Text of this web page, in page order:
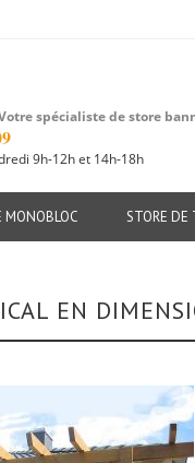
spécialiste de store
9h-12h et 14h-18h
MONOBLOC STORE DE
EN